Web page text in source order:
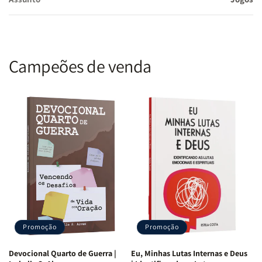
Campeões de venda
Promoção
Devocional Quarto de Guerra |
Promoção
Eu, Minhas Lutas Internas e Deus